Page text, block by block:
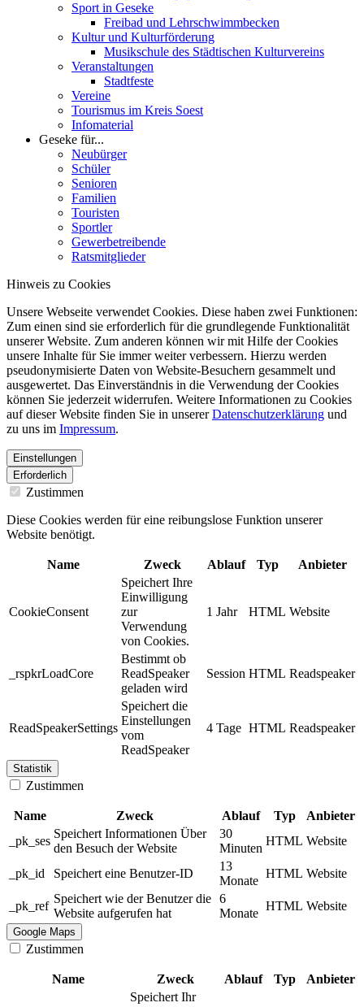
Sport in Geseke
Freibad und Lehrschwimmbecken
Kultur und Kulturförderung
Musikschule des Städtischen Kulturvereins
Veranstaltungen
Stadtfeste
Vereine
Tourismus im Kreis Soest
Infomaterial
Geseke für...
Neubürger
Schüler
Senioren
Familien
Touristen
Sportler
Gewerbetreibende
Ratsmitglieder
Hinweis zu Cookies
Unsere Webseite verwendet Cookies. Diese haben zwei Funktionen:
Zum einen sind sie erforderlich für die grundlegende Funktionalität
unserer Website. Zum anderen können wir mit Hilfe der Cookies
unsere Inhalte für Sie immer weiter verbessern. Hierzu werden
pseudonymisierte Daten von Website-Besuchern gesammelt und
ausgewertet. Das Einverständnis in die Verwendung der Cookies
können Sie jederzeit widerrufen. Weitere Informationen zu Cookies
auf dieser Website finden Sie in unsererDatenschutzerklärung und
zu uns im Impressum.
Einstellungen
Erforderlich
Zustimmen
Diese Cookies werden für eine reibungslose Funktion unserer
Website benötigt.
Name Zweck Ablauf Typ Anbieter
CookieConsent
Speichert Ihre
Einwilligung
zur
Verwendung
von Cookies.
1 Jahr HTML Website
_rspkrLoadCore
Bestimmt ob
ReadSpeaker
geladen wird
Session HTML Readspeaker
ReadSpeakerSettings
Speichert die
Einstellungen
vom
ReadSpeaker
4 Tage HTML Readspeaker
Statistik
Zustimmen
Name Zweck Ablauf Typ
Anbieter
_pk_ses
Speichert Informationen Über
den Besuch der Website
30
Minuten
HTML Website
_pk_id Speichert eine Benutzer-ID
13
Monate
HTML Website
_pk_ref
Speichert wie der Benutzer die
Website aufgerufen hat
6
Monate
HTML Website
Google Maps
Zustimmen
Name Zweck Ablauf Typ
Anbieter
Speichert Ihr